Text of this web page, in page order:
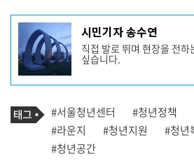
기
사
작
성
자
프
필
시민기자 송수연
직접 발로 뛰며 현장을 전
싶습니다.
기
사
관
련
태
태
그
#서울청년센터 #청년정책
#라운지
#청년지원 #청년
#청년공간